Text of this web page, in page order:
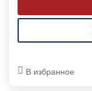
В избранное